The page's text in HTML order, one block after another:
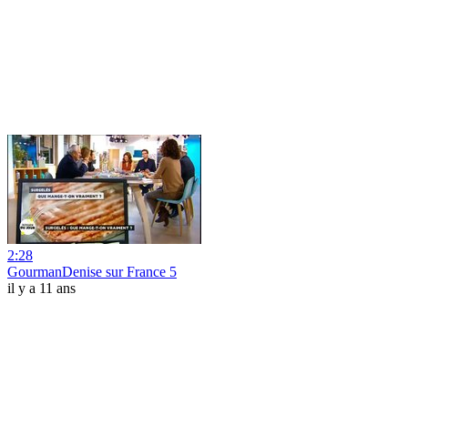
2:28
GourmanDenise sur France 5
il y a 11 ans